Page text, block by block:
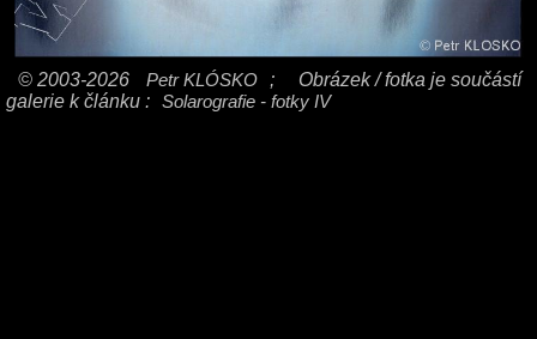
© 2003-2026 Petr KLÓSKO ;
Obrázek / fotka je součástí
galerie k článku : Solarografie - fotky IV